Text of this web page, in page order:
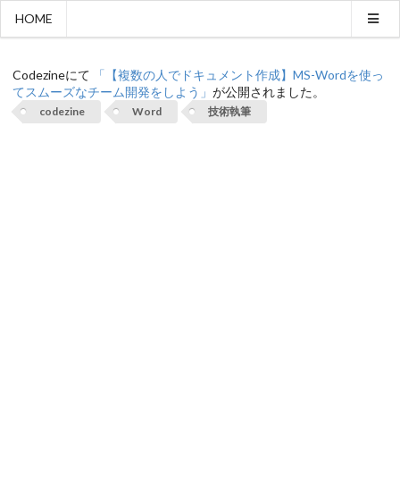
HOME
弊社代表の記事がCodezineで公開されました。
Codezineにて 「【複数の人でドキュメント作成】MS-Wordを使っ
てスムーズなチーム開発をしよう」 が公開されました。
codezine Word 技術執筆